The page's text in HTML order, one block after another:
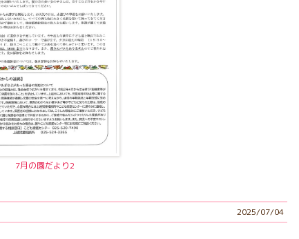
7月の園だより2
2025/07/04